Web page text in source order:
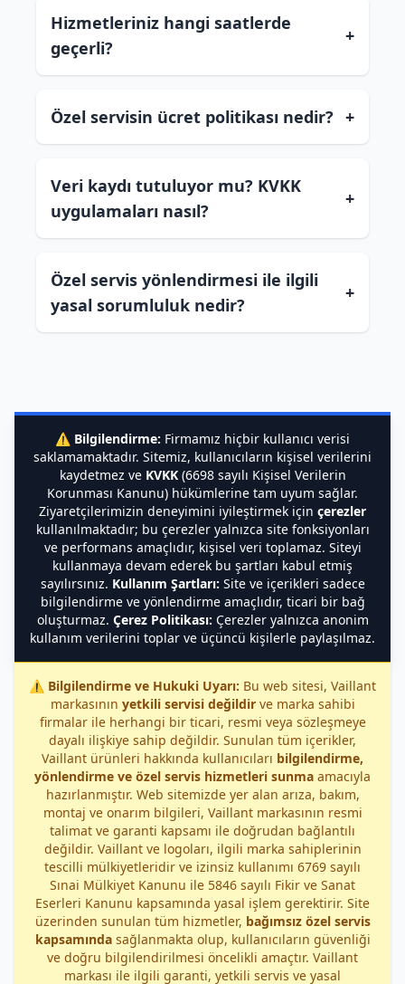
Hizmetleriniz hangi saatlerde
geçerli?
+
Özel servisin ücret politikası nedir? +
Veri kaydı tutuluyor mu? KVKK
uygulamaları nasıl?
+
Özel servis yönlendirmesi ile ilgili
yasal sorumluluk nedir?
+
⚠️ Bilgilendirme: Firmamız hiçbir kullanıcı verisi
saklamamaktadır. Sitemiz, kullanıcıların kişisel verilerini
kaydetmez ve KVKK(6698 sayılı Kişisel Verilerin
Korunması Kanunu) hükümlerine tam uyum sağlar.
Ziyaretçilerimizin deneyimini iyileştirmek için çerezler
kullanılmaktadır; bu çerezler yalnızca site fonksiyonları
ve performans amaçlıdır, kişisel veri toplamaz. Siteyi
kullanmaya devam ederek bu şartları kabul etmiş
sayılırsınız. Kullanım Şartları: Site ve içerikleri sadece
bilgilendirme ve yönlendirme amaçlıdır, ticari bir bağ
oluşturmaz. Çerez Politikası: Çerezler yalnızca anonim
kullanım verilerini toplar ve üçüncü kişilerle paylaşılmaz.
⚠️ Bilgilendirme ve Hukuki Uyarı: Bu web sitesi, Vaillant
markasının yetkili servisi değildirve marka sahibi
firmalar ile herhangi bir ticari, resmi veya sözleşmeye
dayalı ilişkiye sahip değildir. Sunulan tüm içerikler,
Vaillant ürünleri hakkında kullanıcıları bilgilendirme,
yönlendirme ve özel servis hizmetleri sunma amacıyla
hazırlanmıştır. Web sitemizde yer alan arıza, bakım,
montaj ve onarım bilgileri, Vaillant markasının resmi
talimat ve garanti kapsamı ile doğrudan bağlantılı
değildir. Vaillant ve logoları, ilgili marka sahiplerinin
tescilli mülkiyetleridir ve izinsiz kullanımı 6769 sayılı
Sınai Mülkiyet Kanunu ile 5846 sayılı Fikir ve Sanat
Eserleri Kanunu kapsamında yasal işlem gerektirir. Site
üzerinden sunulan tüm hizmetler, bağımsız özel servis
kapsamındasağlanmakta olup, kullanıcıların güvenliği
ve doğru bilgilendirilmesi öncelikli amaçtır. Vaillant
markası ile ilgili garanti, yetkili servis ve yasal